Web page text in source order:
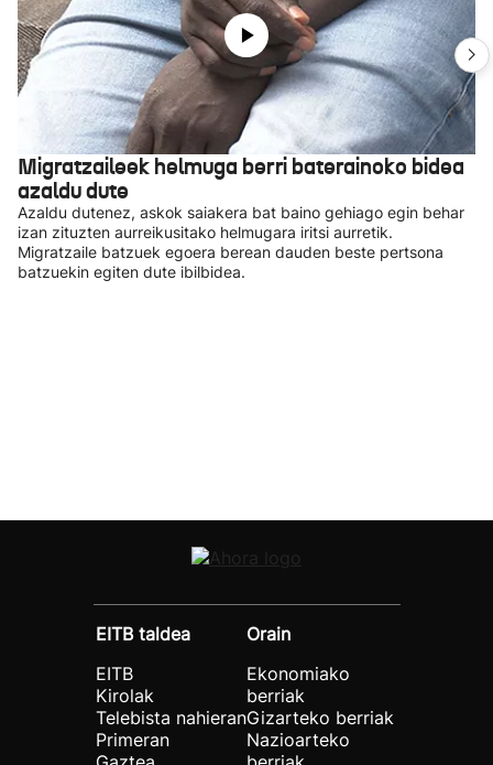
Migratzaileek helmuga berri baterainoko bidea
azaldu dute
Azaldu dutenez, askok saiakera bat baino gehiago egin behar
izan zituzten aurreikusitako helmugara iritsi aurretik.
Migratzaile batzuek egoera berean dauden beste pertsona
batzuekin egiten dute ibilbidea.
EITB taldea
EITB
Kirolak
Telebista nahieran
Primeran
Orain
Ekonomiako
berriak
Gizarteko berriak
Nazioarteko